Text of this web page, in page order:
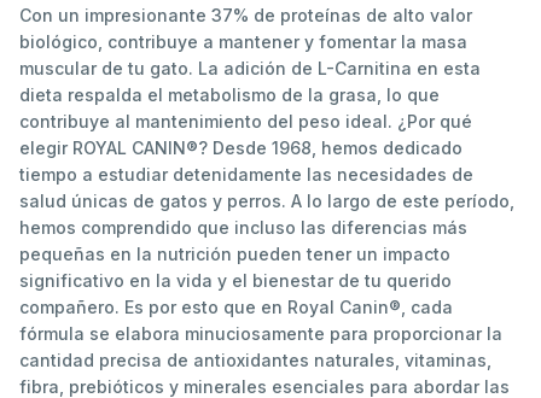
Con un impresionante 37% de proteínas de alto valor
biológico, contribuye a mantener y fomentar la masa
muscular de tu gato. La adición de L-Carnitina en esta
dieta respalda el metabolismo de la grasa, lo que
contribuye al mantenimiento del peso ideal. ¿Por qué
elegir ROYAL CANIN®? Desde 1968, hemos dedicado
tiempo a estudiar detenidamente las necesidades de
salud únicas de gatos y perros. A lo largo de este período,
hemos comprendido que incluso las diferencias más
pequeñas en la nutrición pueden tener un impacto
significativo en la vida y el bienestar de tu querido
compañero. Es por esto que en Royal Canin®, cada
fórmula se elabora minuciosamente para proporcionar la
cantidad precisa de antioxidantes naturales, vitaminas,
fibra, prebióticos y minerales esenciales para abordar las